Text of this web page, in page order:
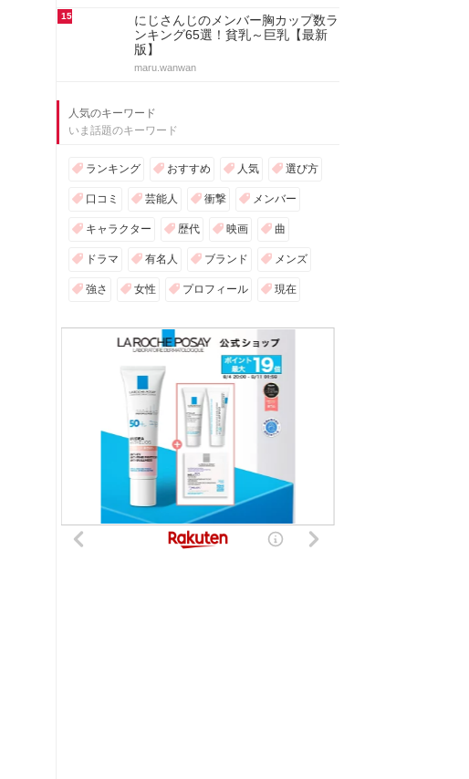
15
にじさんじのメンバー胸カップ数ラ
ンキング65選！貧乳～巨乳【最新
版】
maru.wanwan
人気のキーワード
いま話題のキーワード
ランキング おすすめ 人気 選び方
口コミ 芸能人 衝撃 メンバー
キャラクター 歴代 映画 曲
ドラマ 有名人 ブランド メンズ
強さ 女性 プロフィール 現在